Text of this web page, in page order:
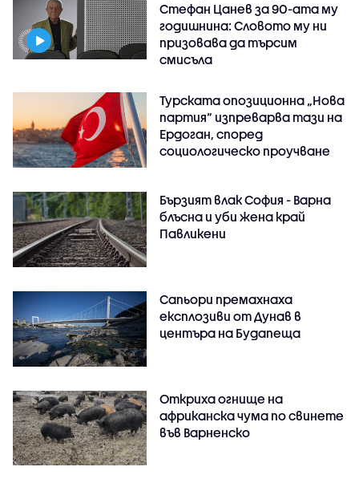
Стефан Цанев за 90-ата му
годишнина: Словото му ни
призовава да търсим
смисъла
Турската опозиционна „Нова
партия“ изпреварва тази на
Ердоган, според
социологическо проучване
Бързият влак София - Варна
блъсна и уби жена край
Павликени
Сапьори премахнаха
експлозиви от Дунав в
центъра на Будапеща
Откриха огнище на
африканска чума по свинете
във Варненско